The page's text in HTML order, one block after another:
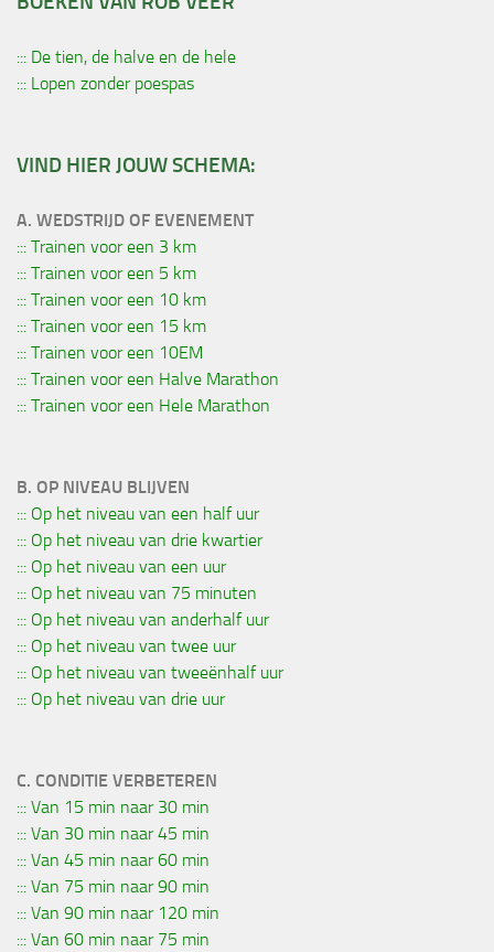
::: De tien, de halve en de hele
::: Lopen zonder poespas
VIND HIER JOUW SCHEMA:
A. WEDSTRIJD OF EVENEMENT
::: Trainen voor een 3 km
::: Trainen voor een 5 km
::: Trainen voor een 10 km
::: Trainen voor een 15 km
::: Trainen voor een 10EM
::: Trainen voor een Halve Marathon
::: Trainen voor een Hele Marathon
B. OP NIVEAU BLIJVEN
::: Op het niveau van een half uur
::: Op het niveau van drie kwartier
::: Op het niveau van een uur
::: Op het niveau van 75 minuten
::: Op het niveau van anderhalf uur
::: Op het niveau van twee uur
::: Op het niveau van tweeënhalf uur
::: Op het niveau van drie uur
C. CONDITIE VERBETEREN
::: Van 15 min naar 30 min
::: Van 30 min naar 45 min
::: Van 45 min naar 60 min
::: Van 75 min naar 90 min
::: Van 90 min naar 120 min
::: Van 60 min naar 75 min